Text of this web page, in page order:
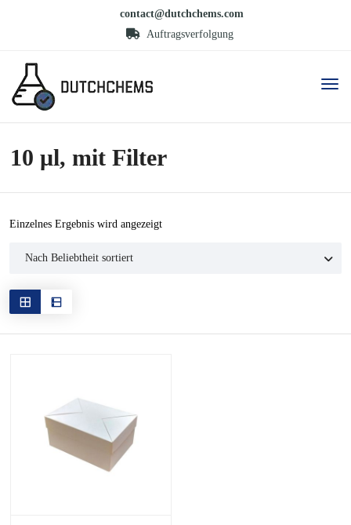
contact@dutchchems.com
Auftragsverfolgung
10 μl, mit Filter
Einzelnes Ergebnis wird angezeigt